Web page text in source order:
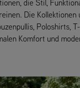
die Stil,
Die Kollektionen
Poloshirts,
Komfort und